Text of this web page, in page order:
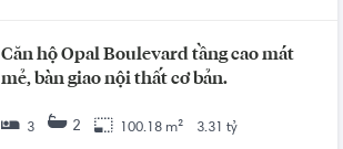
Căn hộ Opal Boulevard tầng cao mát
mẻ, bàn giao nội thất cơ bản.
3 2 100.18 m² 3.31 tỷ